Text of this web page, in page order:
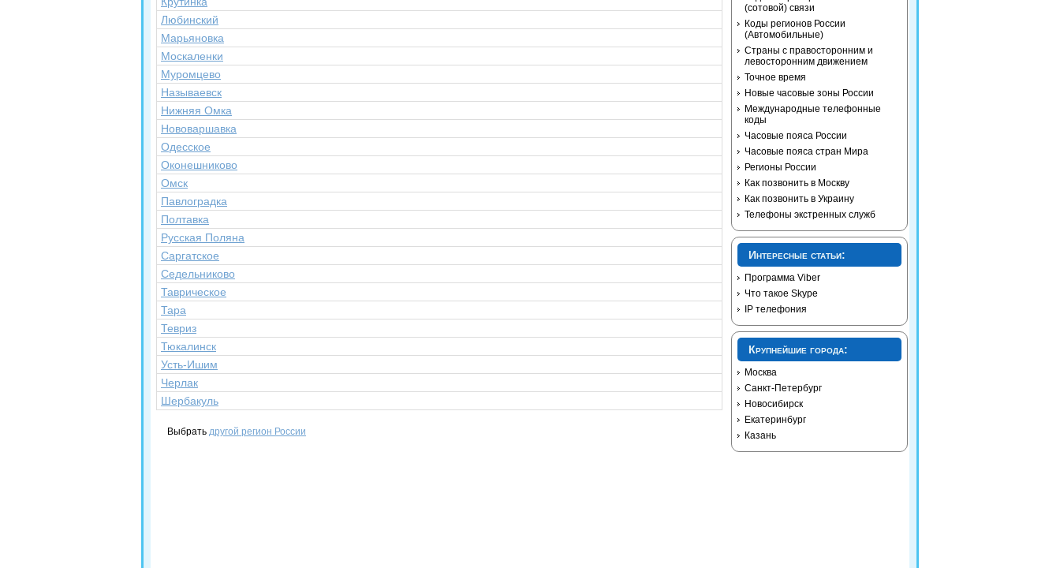
Любинский
Марьяновка
Москаленки
Муромцево
Называевск
Нижняя Омка
Нововаршавка
Одесское
Оконешниково
Омск
Павлоградка
Полтавка
Русская Поляна
Саргатское
Седельниково
Таврическое
Тара
Тевриз
Тюкалинск
Усть-Ишим
Черлак
Шербакуль
Выбрать другой регион России
(сотовой) связи
Коды регионов России
(Автомобильные)
Страны с правосторонним и
левосторонним движением
Точное время
Новые часовые зоны России
Международные телефонные
коды
Часовые пояса России
Часовые пояса стран Мира
Регионы России
Как позвонить в Москву
Как позвонить в Украину
Телефоны экстренных служб
Интересные статьи:
Программа Viber
Что такое Skype
IP телефония
Крупнейшие города:
Москва
Санкт-Петербург
Новосибирск
Екатеринбург
Казань